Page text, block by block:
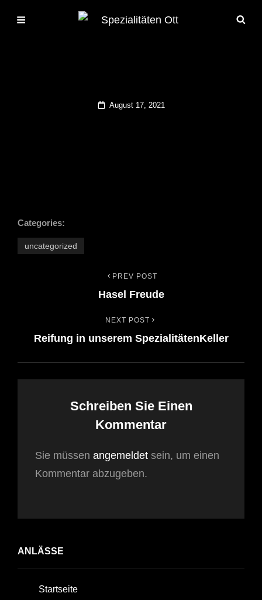
Posted
August 17, 2021
Categories:
uncategorized
Navigation
PREV POST
Hasel Freude
Post
NEXT POST
Reifung in unserem SpezialitätenKeller
Schreiben Sie Einen
Kommentar
Sie müssen angemeldet sein, um einen
Kommentar abzugeben.
ANLÄSSE
Startseite